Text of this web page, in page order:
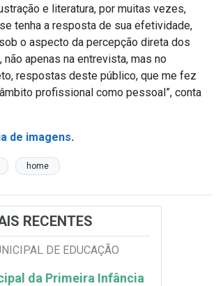
e literatura, por muitas vezes,
tenha a resposta de sua efetividade,
o aspecto da percepção direta dos
apenas na entrevista, mas no
respostas deste público, que me fez
profissional como pessoal”, conta
de imagens.
home
RECENTES
DE EDUCAÇÃO
da Primeira Infância